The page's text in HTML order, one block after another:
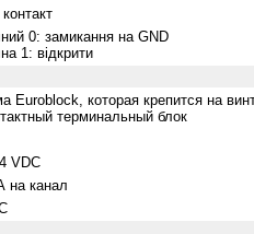
0: замикання на GND
1: відкрити
Euroblock, которая крепится на
терминальный блок
VDC
на канал